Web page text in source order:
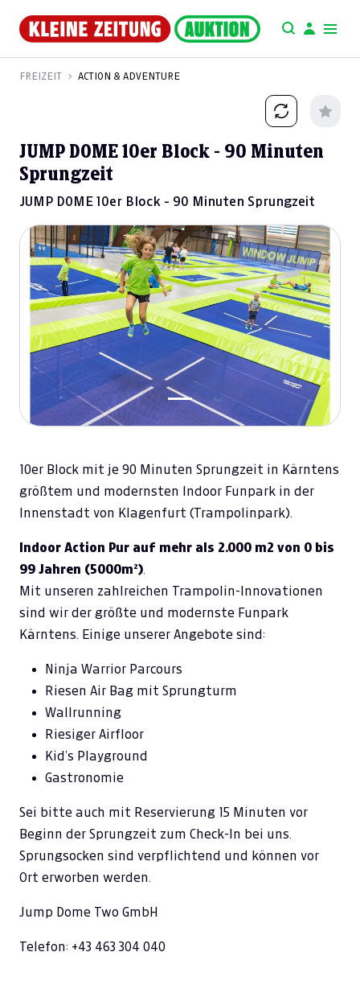
FREIZEIT ACTION & ADVENTURE
JUMP DOME 10er Block - 90 Minuten
Sprungzeit
JUMP DOME 10er Block - 90 Minuten Sprungzeit
10er Block mit je 90 Minuten Sprungzeit in Kärntens
größtem und modernsten Indoor Funpark in der
Innenstadt von Klagenfurt (Trampolinpark).
Indoor Action Pur auf mehr als 2.000 m2 von 0 bis
99 Jahren (5000m²)
Mit unseren zahlreichen Trampolin-Innovationen
sind wir der größte und modernste Funpark
Kärntens. Einige unserer Angebote sind:
Ninja Warrior Parcours
Riesen Air Bag mit Sprungturm
Wallrunning
Riesiger Airfloor
Kid’s Playground
Gastronomie
Sei bitte auch mit Reservierung 15 Minuten vor
Beginn der Sprungzeit zum Check-In bei uns.
Sprungsocken sind verpflichtend und können vor
Ort erworben werden.
Jump Dome Two GmbH
Telefon: +43 463 304 040